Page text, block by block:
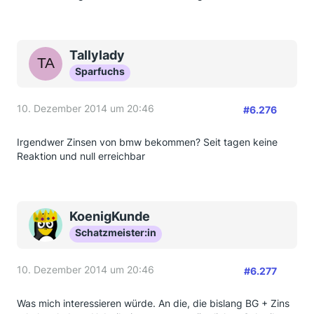
Tallylady
Sparfuchs
10. Dezember 2014 um 20:46 #6.276
Irgendwer Zinsen von bmw bekommen? Seit tagen keine
Reaktion und null erreichbar
KoenigKunde
Schatzmeister:in
10. Dezember 2014 um 20:46 #6.277
Was mich interessieren würde. An die, die bislang BG + Zins